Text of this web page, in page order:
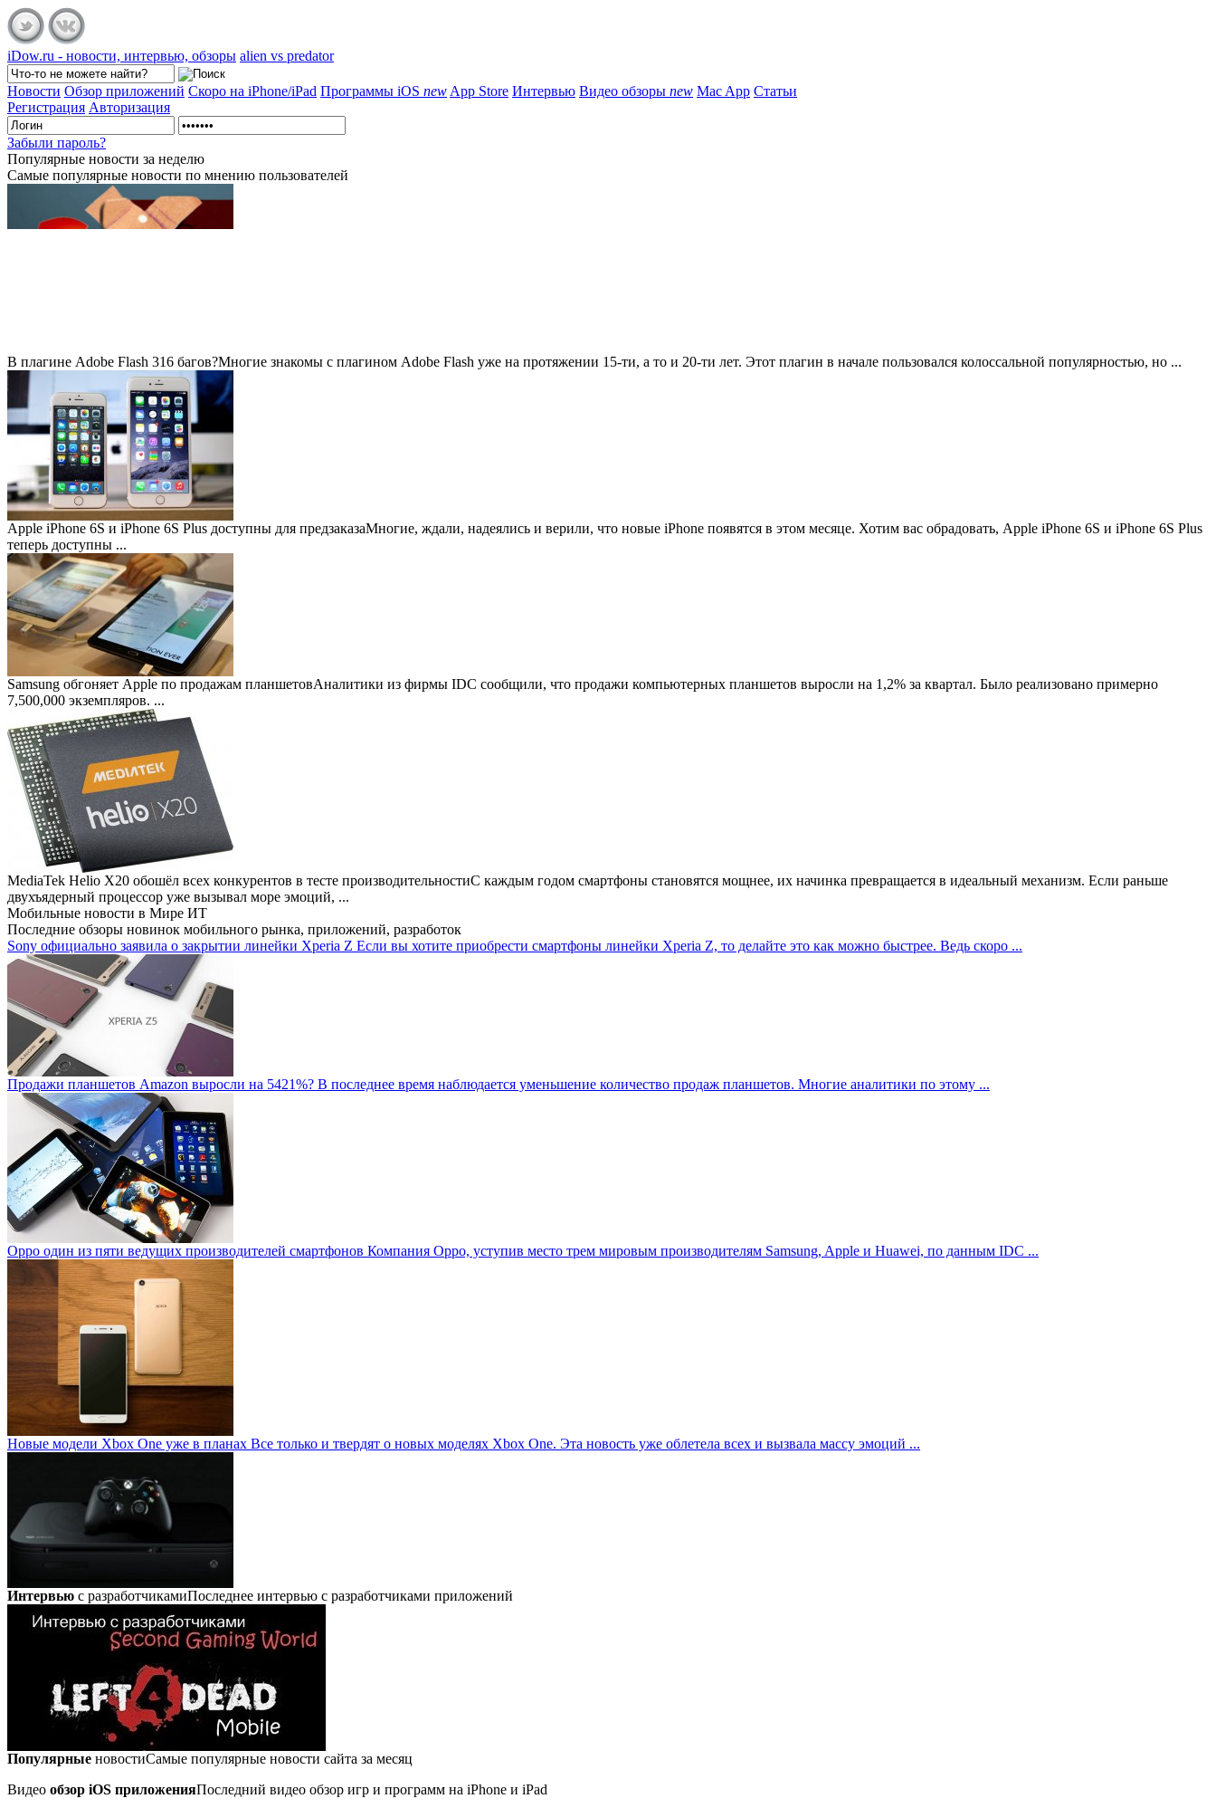
iDow.ru - новости, интервью, обзоры alien vs predator
Новости Обзор приложений Скоро на iPhone/iPad Программы iOS new App Store Интервью Видео обзоры new Mac App Статьи
Регистрация Авторизация
Забыли пароль?
Популярные новости за неделю
Самые популярные новости по мнению пользователей
В плагине Adobe Flash 316 багов?Многие знакомы с плагином Adobe Flash уже на протяжении 15-ти, а то и 20-ти лет. Этот плагин в начале пользовался колоссальной популярностью, но ...
Apple iPhone 6S и iPhone 6S Plus доступны для предзаказаМногие, ждали, надеялись и верили, что новые iPhone появятся в этом месяце. Хотим вас обрадовать, Apple iPhone 6S и iPhone 6S Plus
теперь доступны ...
Samsung обгоняет Apple по продажам планшетовАналитики из фирмы IDC сообщили, что продажи компьютерных планшетов выросли на 1,2% за квартал. Было реализовано примерно
7,500,000 экземпляров. ...
MediaTek Helio X20 обошёл всех конкурентов в тесте производительностиС каждым годом смартфоны становятся мощнее, их начинка превращается в идеальный механизм. Если раньше
двухъядерный процессор уже вызывал море эмоций, ...
Мобильные новости в Мире ИТ
Последние обзоры новинок мобильного рынка, приложений, разработок
Sony официально заявила о закрытии линейки Xperia Z Если вы хотите приобрести смартфоны линейки Xperia Z, то делайте это как можно быстрее. Ведь скоро ...
Продажи планшетов Amazon выросли на 5421%? В последнее время наблюдается уменьшение количество продаж планшетов. Многие аналитики по этому ...
Oppo один из пяти ведущих производителей смартфонов Компания Oppo, уступив место трем мировым производителям Samsung, Apple и Huawei, по данным IDC ...
Новые модели Xbox One уже в планах Все только и твердят о новых моделях Xbox One. Эта новость уже облетела всех и вызвала массу эмоций ...
Интервью с разработчикамиПоследнее интервью с разработчиками приложений
Популярные новостиСамые популярные новости сайта за месяц
Видео обзор iOS приложенияПоследний видео обзор игр и программ на iPhone и iPad